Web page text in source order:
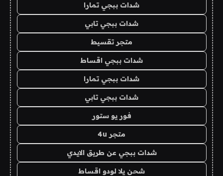
شدات ببجي تمارا
شدات ببجي تابي
متجر تقسيط
شدات ببجي اقساط
شدات ببجي تمارا
شدات ببجي تابي
فور يو ستور
متجر 4u
شدات ببجي عن طريق الايدي
شحن يلا لودو اقساط